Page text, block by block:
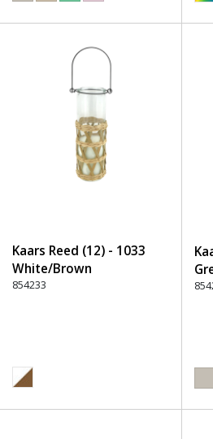
Kaars Reed (12) - 1033
White/Brown
854233